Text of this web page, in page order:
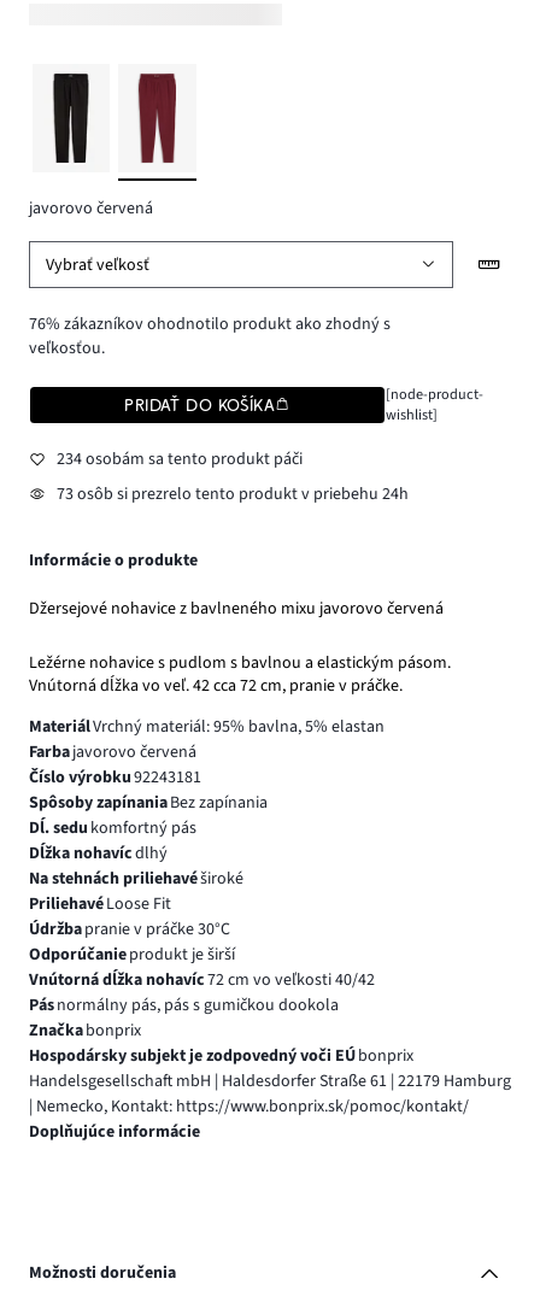
javorovo červená
Vybrať veľkosť
76% zákazníkov ohodnotilo produkt ako zhodný s
veľkosťou.
PRIDAŤ DO KOŠÍKA
[node-product-
wishlist]
234 osobám sa tento produkt páči
73 osôb si prezrelo tento produkt v priebehu 24h
Informácie o produkte
Džersejové nohavice z bavlneného mixu javorovo červená
Ležérne nohavice s pudlom s bavlnou a elastickým pásom.
Vnútorná dĺžka vo veľ. 42 cca 72 cm, pranie v práčke.
MateriálVrchný materiál: 95% bavlna, 5% elastan
Farbajavorovo červená
Číslo výrobku92243181
Spôsoby zapínaniaBez zapínania
Dĺ. sedu komfortný pás
Dĺžka nohavícdlhý
Na stehnách priliehavéširoké
PriliehavéLoose Fit
Údržbapranie v práčke 30°C
Odporúčanieprodukt je širší
Vnútorná dĺžka nohavíc72 cm vo veľkosti 40/42
Pásnormálny pás, pás s gumičkou dookola
Značkabonprix
Hospodársky subjekt je zodpovedný voči EÚbonprix
Handelsgesellschaft mbH | Haldesdorfer Straße 61 | 22179 Hamburg
| Nemecko, Kontakt: https://www.bonprix.sk/pomoc/kontakt/
Doplňujúce informácie
Možnosti doručenia